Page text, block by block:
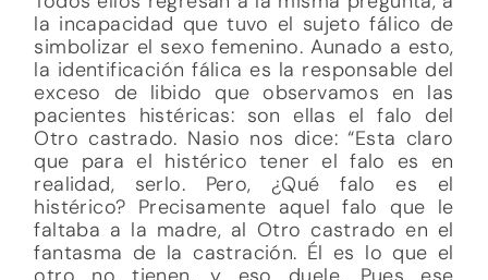
la incapacidad que tuvo el sujeto fálico de
simbolizar el sexo femenino. Aunado a esto,
la identificación fálica es la responsable del
exceso de libido que observamos en las
pacientes histéricas: son ellas el falo del
Otro castrado. Nasio nos dice: “Esta claro
que para el histérico tener el falo es en
realidad, serlo. Pero, ¿Qué falo es el
histérico? Precisamente aquel falo que le
faltaba a la madre, al Otro castrado en el
fantasma de la castración. Él es lo que el